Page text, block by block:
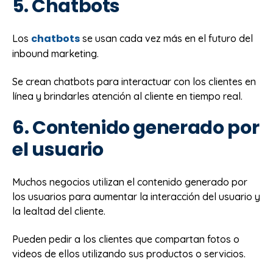
5. Chatbots
Los chatbots se usan cada vez más en el futuro del
inbound marketing.
Se crean chatbots para interactuar con los clientes en
línea y brindarles atención al cliente en tiempo real.
6. Contenido generado por
el usuario
Muchos negocios utilizan el contenido generado por
los usuarios para aumentar la interacción del usuario y
la lealtad del cliente.
Pueden pedir a los clientes que compartan fotos o
videos de ellos utilizando sus productos o servicios.